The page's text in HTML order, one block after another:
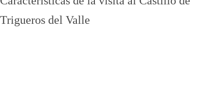
Trigueros del Valle